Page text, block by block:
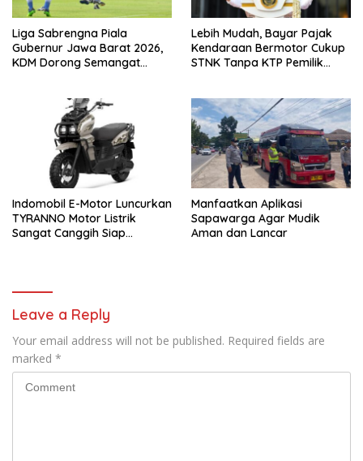
Liga Sabrengna Piala
Gubernur Jawa Barat 2026,
KDM Dorong Semangat
Arcamanik
Lebih Mudah, Bayar Pajak
Kendaraan Bermotor Cukup
STNK Tanpa KTP Pemilik
Indomobil E-Motor Luncurkan
TYRANNO Motor Listrik
Sangat Canggih Siap
Manfaatkan Aplikasi
Sapawarga Agar Mudik
Aman dan Lancar
Leave a Reply
Your email address will not be published. Required fields are
marked *